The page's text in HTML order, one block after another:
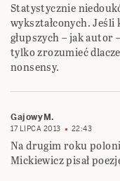
Statystycznie
wykształconych.
głupszych – jak
tylko zrozumieć
nonsensy.
GajowyM.
17 LIPCA 2013 22:43
Na drugim roku
Mickiewicz pisał